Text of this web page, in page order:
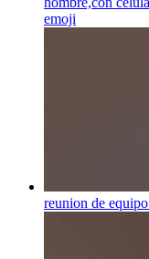
emoji
reunion de